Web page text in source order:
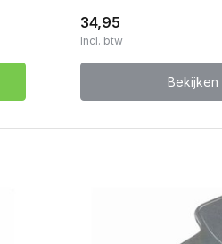
34,95
Incl. btw
Bekijken